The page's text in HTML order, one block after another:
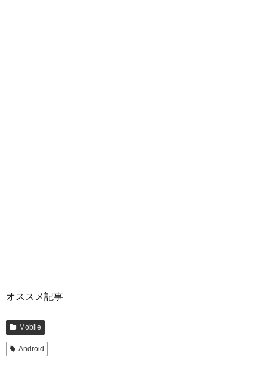
オススメ記事
Mobile
Android